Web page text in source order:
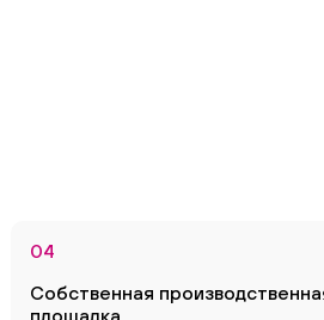
04
Собственная
площадка